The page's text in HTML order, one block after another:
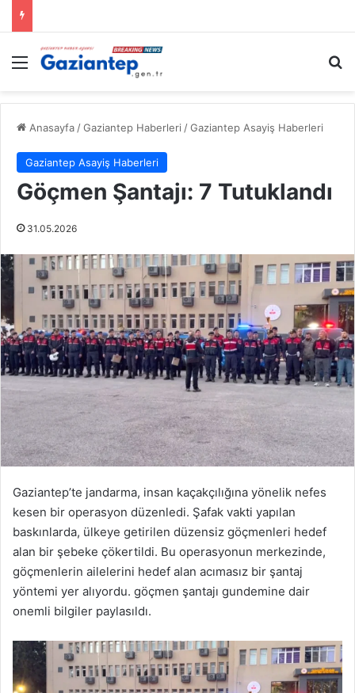
Menü
Anasayfa /Gaziantep Haberleri /Gaziantep Asayiş Haberleri
Gaziantep Asayiş Haberleri
Göçmen Şantajı: 7 Tutuklandı
31.05.2026
Gaziantep’te jandarma, insan kaçakçılığına yönelik nefes
kesen bir operasyon düzenledi. Şafak vakti yapılan
baskınlarda, ülkeye getirilen düzensiz göçmenleri hedef
alan bir şebeke çökertildi. Bu operasyonun merkezinde,
göçmenlerin ailelerini hedef alan acımasız bir şantaj
yöntemi yer alıyordu. göçmen şantajı gundemine dair
onemli bilgiler paylasıldı.